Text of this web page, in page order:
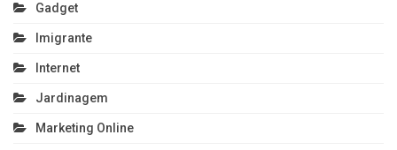
Gadget
Imigrante
Internet
Jardinagem
Marketing Online